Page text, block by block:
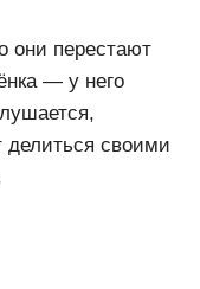
они перестают
— у него
делиться своими